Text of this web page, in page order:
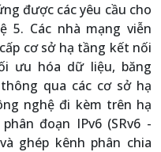
được các yêu cầu cho
5. Các nhà mạng viễn
cơ sở hạ tầng kết nối
ưu hóa dữ liệu, băng
qua các cơ sở hạ
nghệ đi kèm trên hạ
đoạn IPv6 (SRv6 -
ghép kênh phân chia